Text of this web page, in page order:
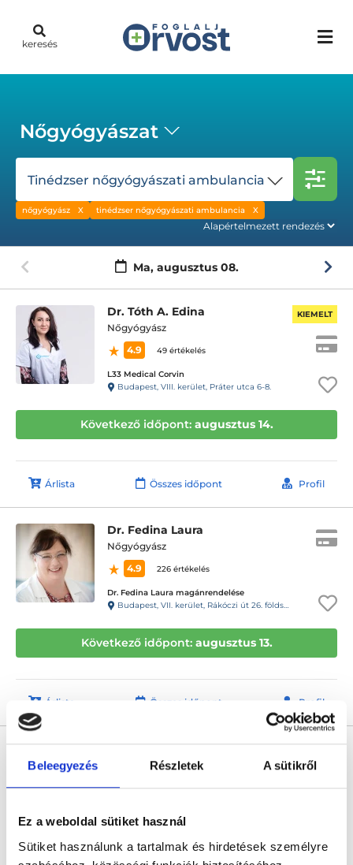
Beleegyezés Részletek A sütikről
Ez a weboldal sütiket használ
Sütiket használunk a tartalmak és hirdetések személyre
keresés
Nőgyógyászat
Tinédzser nőgyógyászati ambulancia
nőgyógyász tinédzser nőgyógyászati ambulancia
Ma, augusztus 08.
Dr. Tóth A. Edina
Nőgyógyász
4.9
49 értékelés
L33 Medical Corvin
Budapest, VIII. kerület, Práter utca 6-8.
KIEMELT
Következő időpont: augusztus 14.
Árlista Összes időpont Profil
Dr. Fedina Laura
Nőgyógyász
4.9
226 értékelés
Dr. Fedina Laura magánrendelése
Budapest, VII. kerület, Rákóczi út 26. földszint 2/a, kapucsengő: 5
Következő időpont: augusztus 13.
Árlista Összes időpont Profil
megszerzésére irányuló képzésben vesz részt. Ezen orvosok által
felelősséggel tartozik és azt közvetlenül felügyeli az egészségügyi
szakorvosjelölt önállóan láthat el feladatokat. A foglaljorvost.hu
felelősségét kizárja esetleges névazonosságért bármely szakorvos
és szakorvosjelölt esetén.